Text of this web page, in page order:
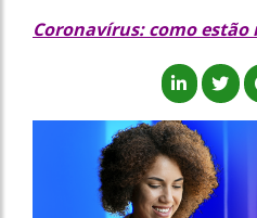
Coronavírus: como estão